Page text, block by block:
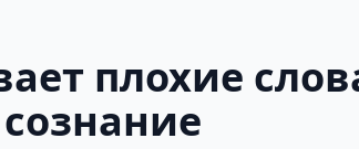
плохие